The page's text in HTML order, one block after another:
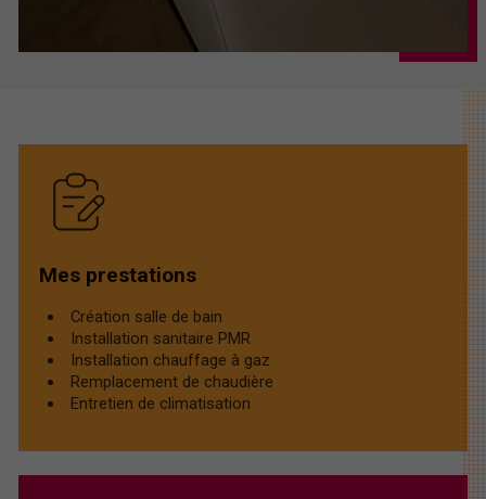
Mes prestations
Création salle de bain
Installation sanitaire PMR
Installation chauffage à gaz
Remplacement de chaudière
Entretien de climatisation